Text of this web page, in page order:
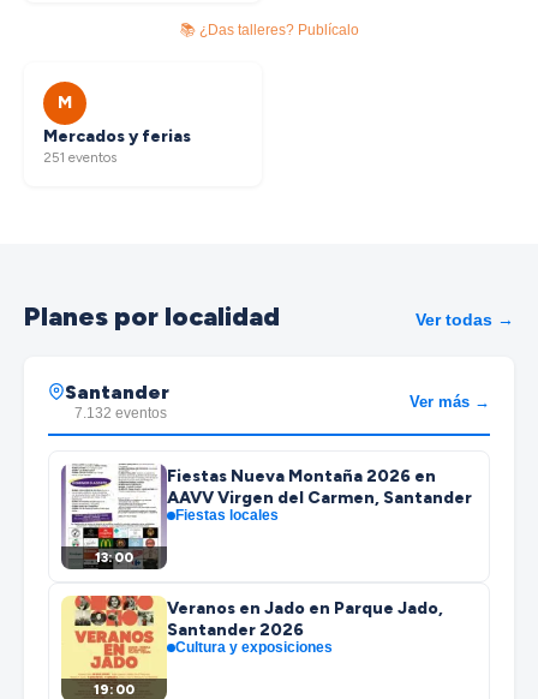
📚 ¿Das talleres? Publícalo
M
Mercados y ferias
251 eventos
Planes por localidad Ver todas →
Santander
7.132 eventos
Ver más →
13:00
Fiestas Nueva Montaña 2026 en
AAVV Virgen del Carmen, Santander
Fiestas locales
19:00
Veranos en Jado en Parque Jado,
Santander 2026
Cultura y exposiciones